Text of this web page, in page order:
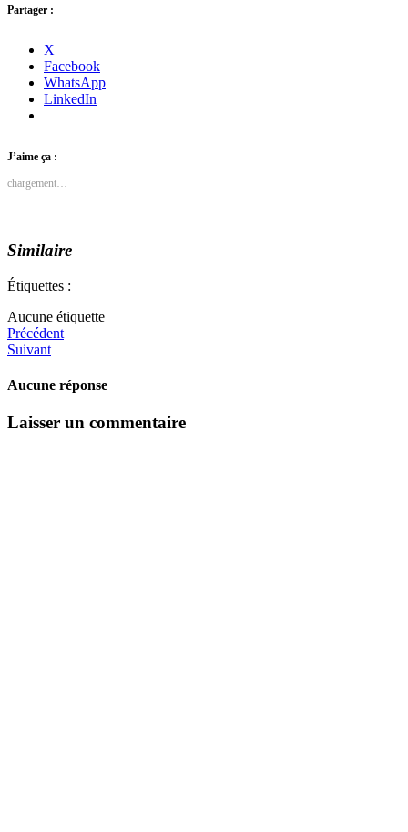
Partager :
X
Facebook
WhatsApp
LinkedIn
J’aime ça :
chargement…
Similaire
Étiquettes :
Aucune étiquette
Précédent
Suivant
Aucune réponse
Laisser un commentaire